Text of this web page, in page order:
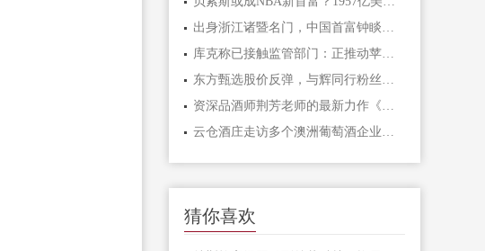
出身浙江诸暨名门，中国首富钟睒睒为什么说自己做了17年农民？
库克称已接触监管部门：正推动苹果智能在中国落地
东方甄选股价反弹，与辉同行粉丝量涨了44.7万
资深品酒师荆芳老师的最新力作《葡萄酒爱好者》正式上线，带你走进葡萄酒的世界，领略品酒选酒的奥秘
猜你喜欢